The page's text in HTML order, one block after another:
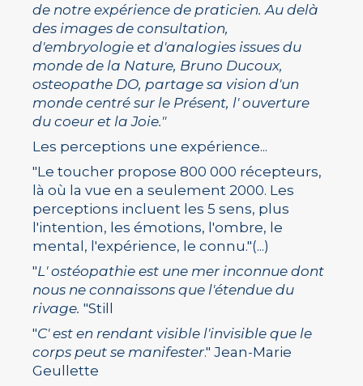
de notre expérience de praticien. Au delà
des images de consultation,
d'embryologie et d'analogies issues du
monde de la Nature, Bruno Ducoux,
osteopathe DO, partage sa vision d'un
monde centré sur le Présent, l' ouverture
du coeur et la Joie."
Les perceptions une expérience...
"Le toucher propose 800 000 récepteurs,
là où la vue en a seulement 2000. Les
perceptions incluent les 5 sens, plus
l'intention, les émotions, l'ombre, le
mental, l'expérience, le connu."(...)
"L' ostéopathie est une mer inconnue dont
nous ne connaissons que l'étendue du
rivage. "Still
"C' est en rendant visible l'invisible que le
corps peut se manifester." Jean-Marie
Geullette